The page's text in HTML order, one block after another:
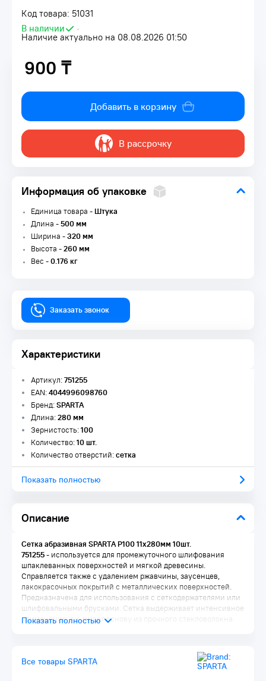
Код товара: 51031
В наличии
•
Наличие актуально на 08.08.2026 01:50
900 ₸
900 ₸
Добавить в корзину
В рассрочку
Информация об упаковке
Единица товара -Штука
Длина -500 мм
Ширина -320 мм
Высота -260 мм
Вес -0.176 кг
Заказать звонок
Характеристики
Описание
Артикул:751255
EAN:4044996098760
Бренд:SPARTA
Длина:280 мм
Зернистость:100
Количество:10 шт.
Количество отверстий:сетка
Показать полностью
Сетка абразивная SPARTA P100 11х280мм 10шт.
751255- используется для промежуточного шлифования
шпаклеванных поверхностей и мягкой древесины.
Справляется также с удалением ржавчины, заусенцев,
лакокрасочных покрытий с металлических поверхностей.
Предназначена для использования с сеткодержателями или
шлифовальными брусками. Сетка выдерживает интенсивное
применение, т.к. имеет основу из прочного стекловолокна.
Полотно имеет ячеистую структуру, поэтому практически
Все товары SPARTA